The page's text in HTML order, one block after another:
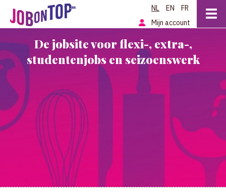
NL EN
FR
Mijn account
De jobsite voor flexi-, extra-,
studentenjobs en seizoenswerk